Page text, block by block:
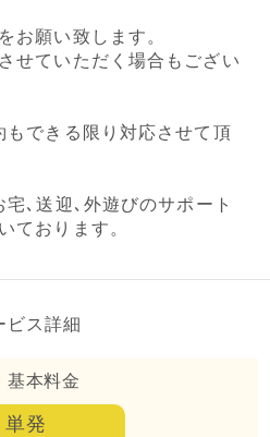
お願い致します。
せていただく場合もござい
もできる限り対応させて頂
､送迎､外遊びのサポート
ております。
ビス詳細
基本料金
単発